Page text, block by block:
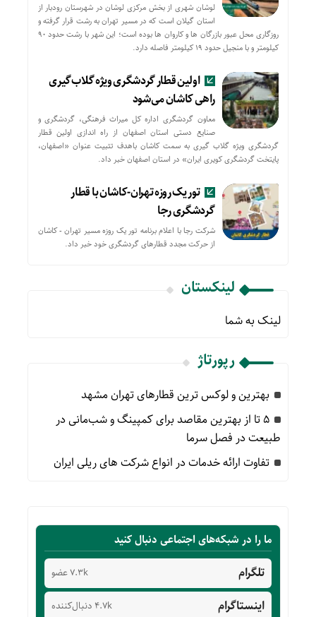
لوشان شهری از بخش مرکزی لوشان در شهرستان رودبار از
استان گیلان است که در مسیر تهران به رشت قرار گرفته و
روزگاری محل عبور بازرگان ها و کاروان ها بوده است؛ این شهر با رشت حدود ۹۰
کیلومتر و با منجیل حدود ۱۹ کیلومتر فاصله دارد.
اولین قطار گردشگری ویژه گلاب‌گیری
راهی کاشان می‌شود
معاون گردشگری اداره کل میراث فرهنگی، گردشگری و
صنایع دستی استان اصفهان از راه اندازی اولین قطار
گردشگری ویژه گلاب گیری به سمت کاشان باهدف تثبیت عنوان «اصفهان،
پایتخت گردشگری کویری ایران» در استان اصفهان خبر داد.
تور یک روزه تهران-کاشان با قطار
گردشگری رجا
شرکت رجا با اعلام برنامه تور یک روزه مسیر تهران - کاشان
از حركت مجدد قطارهای گردشگری خود خبر داد.
لینکستان
لینک به شما
رپورتاژ
بهترین و لوکس ترین قطارهای تهران مشهد
۵ تا از بهترین مقاصد برای کمپینگ و شب‌مانی در
طبیعت در فصل سرما
تفاوت ارائه خدمات در انواع شرکت های ریلی ایران
ما را در شبکه‌های اجتماعی دنبال کنید
تلگرام 7.3k عضو
اینستاگرام 4.7k دنبال‌کننده